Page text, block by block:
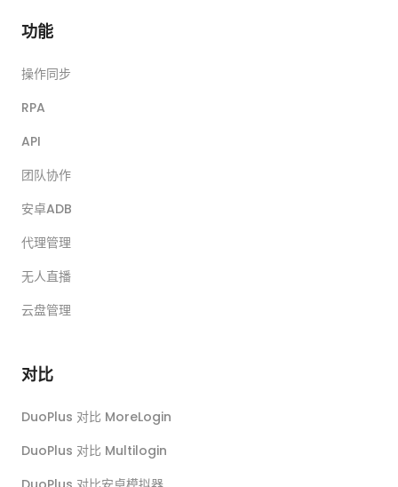
功能
操作同步
RPA
API
团队协作
安卓ADB
代理管理
无人直播
云盘管理
对比
DuoPlus 对比 MoreLogin
DuoPlus 对比 Multilogin